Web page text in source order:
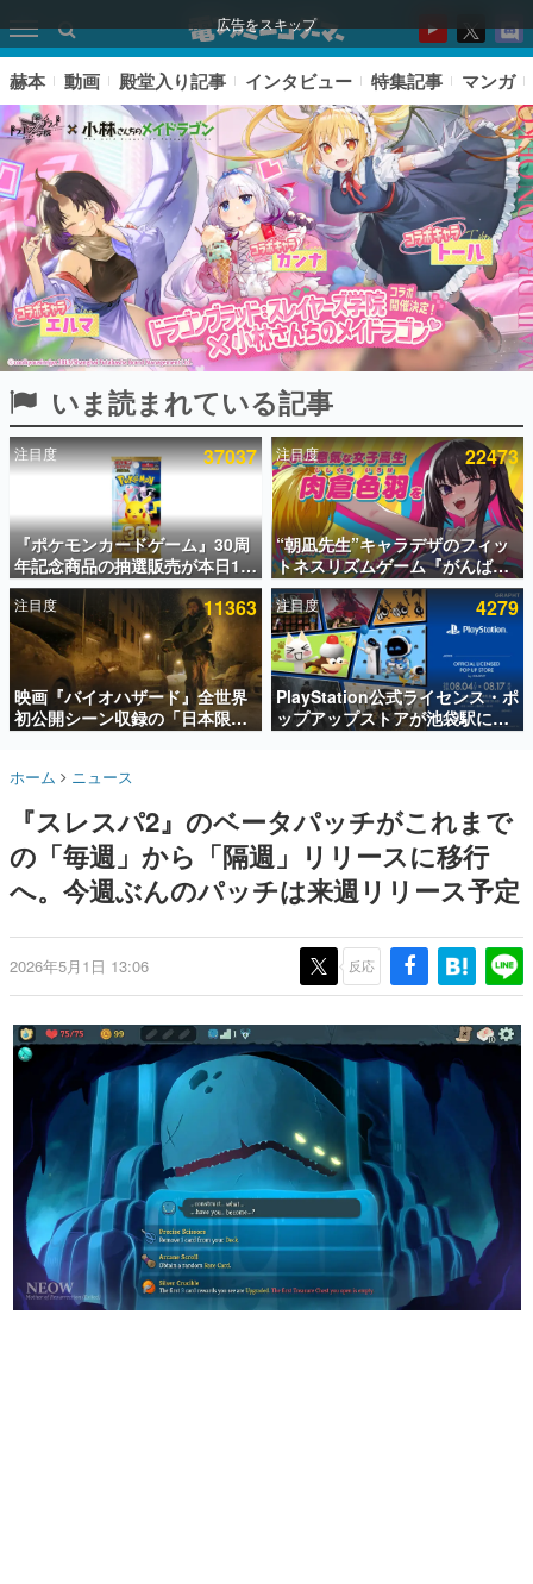
広告をスキップ
ピックアップ
電ファミのいま読まれている記事ランキング
アプリセール情報
インタビュー
連載・特集一覧
殿堂入り記事
SNS拡散数が数千以上！ ページビュー数万以上！ などな
ど。多くの人々に読まれた、電ファミ渾身の“殿堂入り”記
事をまとめました。
名作ゲームクリエイターの方々に製作時のエピソードをお
きます。
赫本
この物語を解いてはいけない。『赫本』は、〈試験問題〉
の形をした短編ホラー小説集です。
これからのデジタルゲーム市場を担う若きクリエイター達
の姿を追い、彼らのルーツと情熱を探っていきます。
ゲーム世代の作家たち
ゲームに多大な影響を受けた作家さんに取材し、ゲームが
日本のコンテンツ産業やカルチャーに与えた影響を探る企
画です。
日本モバイルゲーム産業史
日本のモバイルゲーム史における主要なトピック・タイト
ルを網羅するほか、開発者へのインタビューや識者による
解説を掲載。約20年の歴史が一望できる決定版！
若ゲのいたり〜ゲームクリエイターの青春〜
『うつヌケ』『ペンと箸』等で知られるマンガ家・田中圭
一先生によるゲーム業界レポートマンガです。
赫本 動画 殿堂入り記事 インタビュー 特集記事 マンガ
いま読まれている記事
注目度 37037
『ポケモンカードゲーム』30周
年記念商品の抽選販売が本日12
時より開始。拡張パック「30th
CELEBRATION」のボックス
に、「プレミアムデッキセット
エーフィ・ブラッキー」
「FUTURISTIC BOX」の計3商
品
注目度 22473
“朝凪先生”キャラデザのフィッ
トネスリズムゲーム『がんば
れ！チアリズム』Steamストア
ページが公開。キャラクターの
CVは陽向葵ゅかさん
注目度 11363
映画『バイオハザード』全世界
初公開シーン収録の「日本限
定」予告映像が解禁。バイオの
「ラクーンシティ総合病院」へ
注目度 4279
PlayStation公式ライセンス・ポ
ップアップストアが池袋駅にて
期間限定で開催。夏のアパレル
ホーム ニュース
『スレスパ2』のベータパッチがこれまで
の「毎週」から「隔週」リリースに移行
へ。今週ぶんのパッチは来週リリース予定
2026年5月1日 13:06 反応